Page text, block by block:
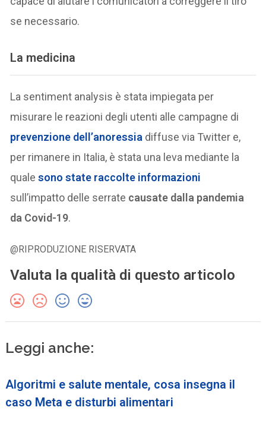
se necessario.
La medicina
La sentiment analysis è stata impiegata per
misurare le reazioni degli utenti alle campagne di
prevenzione dell’anoressia diffuse via Twitter e,
per rimanere in Italia, è stata una leva mediante la
quale sono state raccolte informazioni
sull’impatto delle serrate causate dalla pandemia
da Covid-19.
@RIPRODUZIONE RISERVATA
Valuta la qualità di questo articolo
Leggi anche:
Algoritmi e salute mentale, cosa insegna il
caso Meta e disturbi alimentari